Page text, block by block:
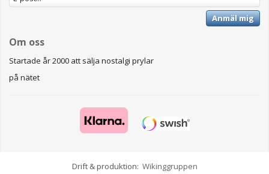
Anmäl mig
Om oss
Startade år 2000 att sälja nostalgi prylar
på nätet
Drift & produktion: Wikinggruppen